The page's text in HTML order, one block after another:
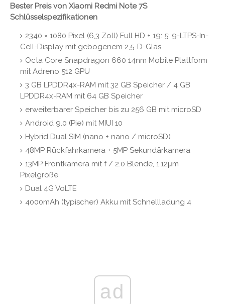
Bester Preis von Xiaomi Redmi Note 7S
Schlüsselspezifikationen
2340 × 1080 Pixel (6,3 Zoll) Full HD + 19: 5: 9-LTPS-In-
Cell-Display mit gebogenem 2,5-D-Glas
Octa Core Snapdragon 660 14nm Mobile Plattform
mit Adreno 512 GPU
3 GB LPDDR4x-RAM mit 32 GB Speicher / 4 GB
LPDDR4x-RAM mit 64 GB Speicher
erweiterbarer Speicher bis zu 256 GB mit microSD
Android 9.0 (Pie) mit MIUI 10
Hybrid Dual SIM (nano + nano / microSD)
48MP Rückfahrkamera + 5MP Sekundärkamera
13MP Frontkamera mit f / 2.0 Blende, 1.12μm
Pixelgröße
Dual 4G VoLTE
4000mAh (typischer) Akku mit Schnellladung 4
ad